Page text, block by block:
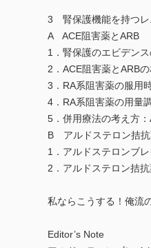
3 腎保護機能を持つレ
A ACE阻害薬とARB
1．腎保護のエビデン
2．ACE阻害薬とARB
3．RA系阻害薬の服用
4．RA系阻害薬の用量
5．併用療法の考え方
B アルドステロン拮
1．アルドステロンブ
2．アルドステロン拮
私ならこうする！俺流
Editor’s Note